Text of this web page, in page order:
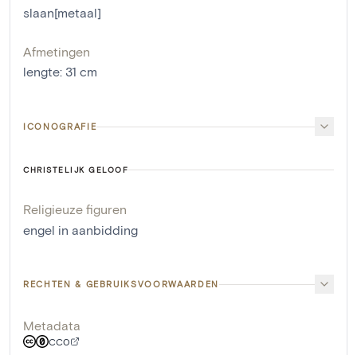
slaan[metaal]
Afmetingen
lengte: 31 cm
ICONOGRAFIE
CHRISTELIJK GELOOF
Religieuze figuren
engel in aanbidding
RECHTEN & GEBRUIKSVOORWAARDEN
Metadata
CC0